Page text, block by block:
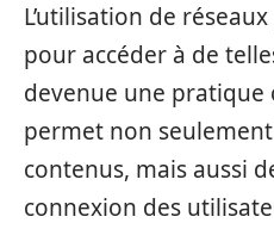
L’utilisation de
pour accéder à de
devenue une pratique
permet non seulement
contenus, mais aussi
connexion des